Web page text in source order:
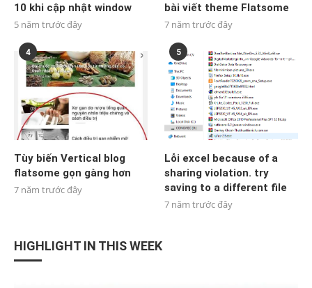
10 khi cập nhật window
5 năm trước đây
bài viết theme Flatsome
7 năm trước đây
4
Tùy biến Vertical blog
flatsome gọn gàng hơn
7 năm trước đây
5
Lỗi excel because of a
sharing violation. try
saving to a different file
7 năm trước đây
HIGHLIGHT IN THIS WEEK